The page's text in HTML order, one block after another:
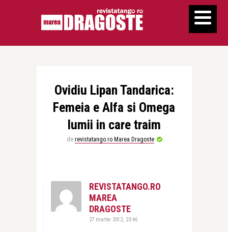
Ovidiu Lipan Tandarica:
Femeia e Alfa si Omega
lumii in care traim
de revistatango.ro Marea Dragoste
REVISTATANGO.RO
MAREA
DRAGOSTE
27 martie 2012, 23:46